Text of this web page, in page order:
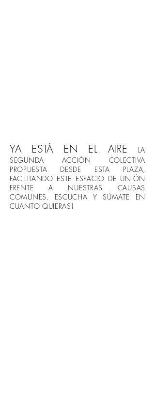
YA ESTÁ EN EL AIRE
LA
SEGUNDA ACCIÓN COLECTIVA
PROPUESTA DESDE ESTA PLAZA,
FACILITANDO ESTE ESPACIO DE UNIÓN
FRENTE A NUESTRAS CAUSAS
COMUNES. ESCUCHA Y SÚMATE EN
CUANTO QUIERAS!